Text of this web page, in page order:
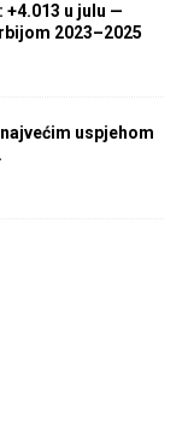
+4.013 u julu —
2023–2025
uspjehom